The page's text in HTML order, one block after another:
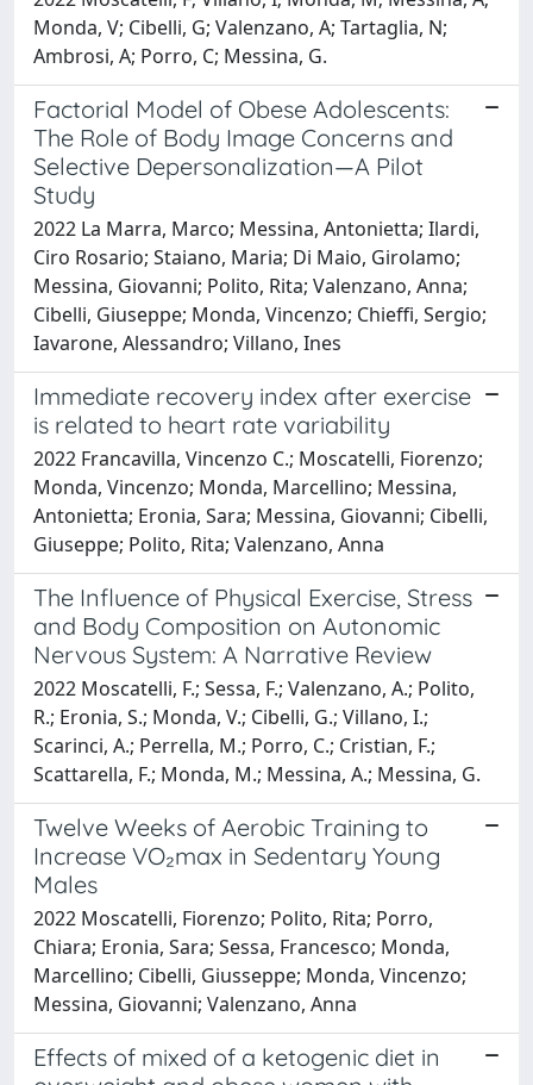
Monda, V; Cibelli, G; Valenzano, A; Tartaglia, N;
Ambrosi, A; Porro, C; Messina, G.
Factorial Model of Obese Adolescents:
The Role of Body Image Concerns and
Selective Depersonalization—A Pilot
Study
2022 La Marra, Marco; Messina, Antonietta; Ilardi,
Ciro Rosario; Staiano, Maria; Di Maio, Girolamo;
Messina, Giovanni; Polito, Rita; Valenzano, Anna;
Cibelli, Giuseppe; Monda, Vincenzo; Chieffi, Sergio;
Iavarone, Alessandro; Villano, Ines
Immediate recovery index after exercise
is related to heart rate variability
2022 Francavilla, Vincenzo C.; Moscatelli, Fiorenzo;
Monda, Vincenzo; Monda, Marcellino; Messina,
Antonietta; Eronia, Sara; Messina, Giovanni; Cibelli,
Giuseppe; Polito, Rita; Valenzano, Anna
The Influence of Physical Exercise, Stress
and Body Composition on Autonomic
Nervous System: A Narrative Review
2022 Moscatelli, F.; Sessa, F.; Valenzano, A.; Polito,
R.; Eronia, S.; Monda, V.; Cibelli, G.; Villano, I.;
Scarinci, A.; Perrella, M.; Porro, C.; Cristian, F.;
Scattarella, F.; Monda, M.; Messina, A.; Messina, G.
Twelve Weeks of Aerobic Training to
Increase VO₂max in Sedentary Young
Males
2022 Moscatelli, Fiorenzo; Polito, Rita; Porro,
Chiara; Eronia, Sara; Sessa, Francesco; Monda,
Marcellino; Cibelli, Giusseppe; Monda, Vincenzo;
Messina, Giovanni; Valenzano, Anna
Effects of mixed of a ketogenic diet in